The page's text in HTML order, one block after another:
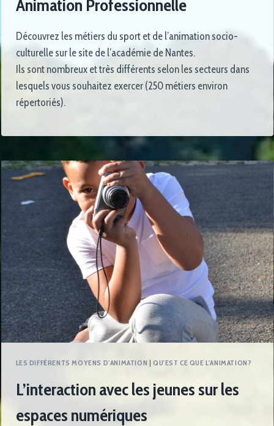
Animation Professionnelle
Découvrez les métiers du sport et de l’animation socio-
culturelle sur le site de l’académie de Nantes.
Ils sont nombreux et très différents selon les secteurs dans
lesquels vous souhaitez exercer (250 métiers environ
répertoriés).
LES DIFFÉRENTS MOYENS D'ANIMATION QU'EST CE QUE L'ANIMATION?
L’interaction avec les jeunes sur les
espaces numériques